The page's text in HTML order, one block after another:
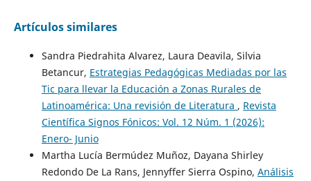
Artículos similares
Sandra Piedrahita Alvarez, Laura Deavila, Silvia
Betancur, Estrategias Pedagógicas Mediadas por las
Tic para llevar la Educación a Zonas Rurales de
Latinoamérica: Una revisión de Literatura , Revista
Científica Signos Fónicos: Vol. 12 Núm. 1 (2026):
Enero- Junio
Martha Lucía Bermúdez Muñoz, Dayana Shirley
Redondo De La Rans, Jennyffer Sierra Ospino, Análisis